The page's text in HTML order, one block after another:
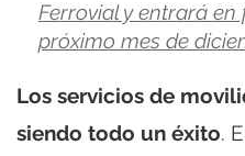
Ferrovial y entrará
próximo mes de
Los servicios de
siendo todo un éxito.